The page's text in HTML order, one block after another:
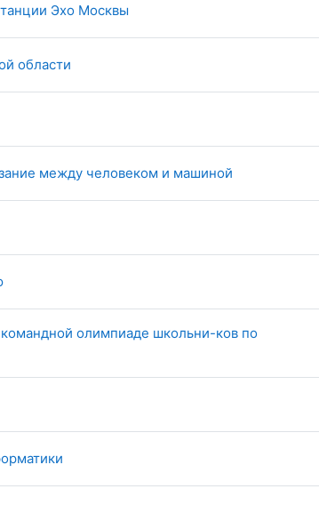
Эхо Москвы
области
между человеком и машиной
олимпиаде школьни-ков по